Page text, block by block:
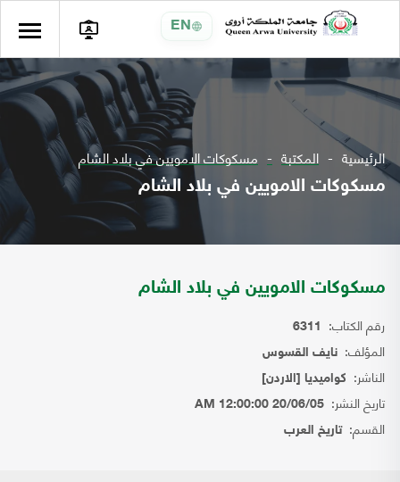
EN
الرئيسية المكتبة مسكوكات الامويين في بلاد الشام
مسكوكات الامويين في بلاد الشام
مسكوكات الامويين في بلاد الشام
رقم الكتاب: 6311
المؤلف: نايف القسوس
الناشر: كواميديا [الاردن]
تاريخ النشر: 20/06/05 12:00:00 AM
القسم:تاريخ العرب